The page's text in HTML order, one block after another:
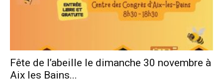
Fête de l’abeille le dimanche 30 novembre à
Aix les Bains...